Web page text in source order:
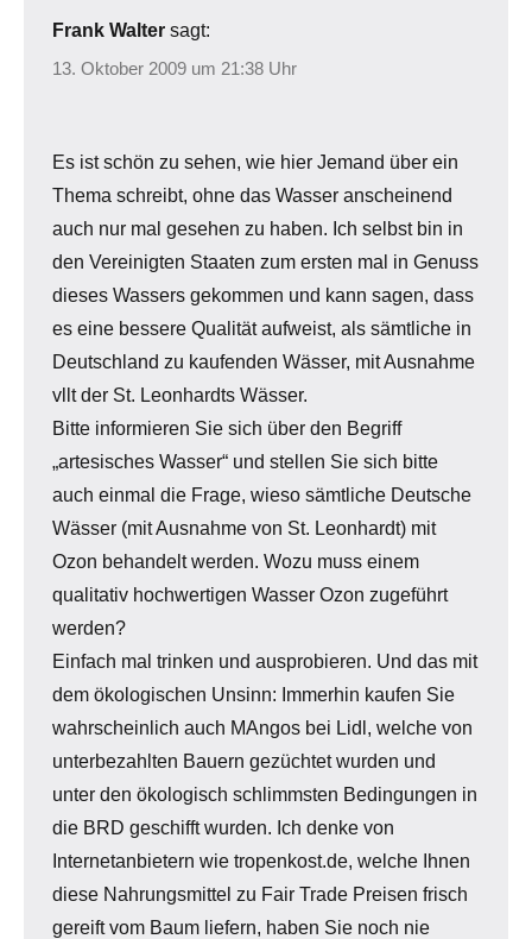
Frank Walter sagt:
13. Oktober 2009 um 21:38 Uhr
Es ist schön zu sehen, wie hier Jemand über ein
Thema schreibt, ohne das Wasser anscheinend
auch nur mal gesehen zu haben. Ich selbst bin in
den Vereinigten Staaten zum ersten mal in Genuss
dieses Wassers gekommen und kann sagen, dass
es eine bessere Qualität aufweist, als sämtliche in
Deutschland zu kaufenden Wässer, mit Ausnahme
vllt der St. Leonhardts Wässer.
Bitte informieren Sie sich über den Begriff
„artesisches Wasser“ und stellen Sie sich bitte
auch einmal die Frage, wieso sämtliche Deutsche
Wässer (mit Ausnahme von St. Leonhardt) mit
Ozon behandelt werden. Wozu muss einem
qualitativ hochwertigen Wasser Ozon zugeführt
werden?
Einfach mal trinken und ausprobieren. Und das mit
dem ökologischen Unsinn: Immerhin kaufen Sie
wahrscheinlich auch MAngos bei Lidl, welche von
unterbezahlten Bauern gezüchtet wurden und
unter den ökologisch schlimmsten Bedingungen in
die BRD geschifft wurden. Ich denke von
Internetanbietern wie tropenkost.de, welche Ihnen
diese Nahrungsmittel zu Fair Trade Preisen frisch
gereift vom Baum liefern, haben Sie noch nie